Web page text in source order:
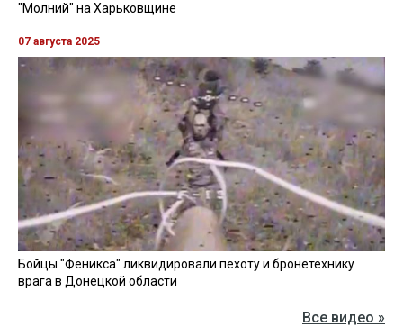
"Молний" на Харьковщине
07 августа 2025
Бойцы "Феникса" ликвидировали пехоту и бронетехнику
врага в Донецкой области
Все видео »